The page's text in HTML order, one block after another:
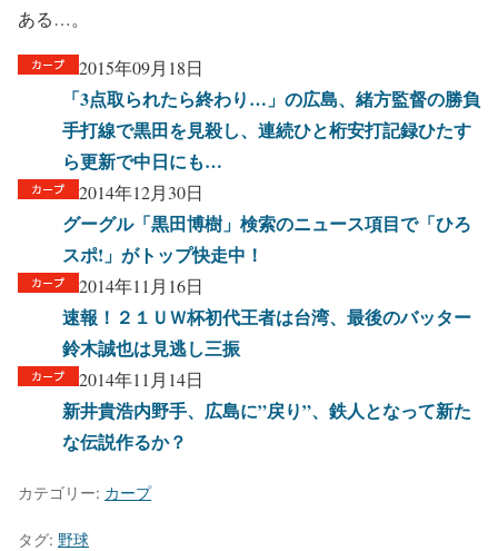
ある…。
2015年09月18日
「3点取られたら終わり…」の広島、緒方監督の勝負
手打線で黒田を見殺し、連続ひと桁安打記録ひたす
ら更新で中日にも…
2014年12月30日
グーグル「黒田博樹」検索のニュース項目で「ひろ
スポ!」がトップ快走中！
2014年11月16日
速報！２１ＵＷ杯初代王者は台湾、最後のバッター
鈴木誠也は見逃し三振
2014年11月14日
新井貴浩内野手、広島に”戻り”、鉄人となって新た
な伝説作るか？
カテゴリー: カープ
タグ: 野球